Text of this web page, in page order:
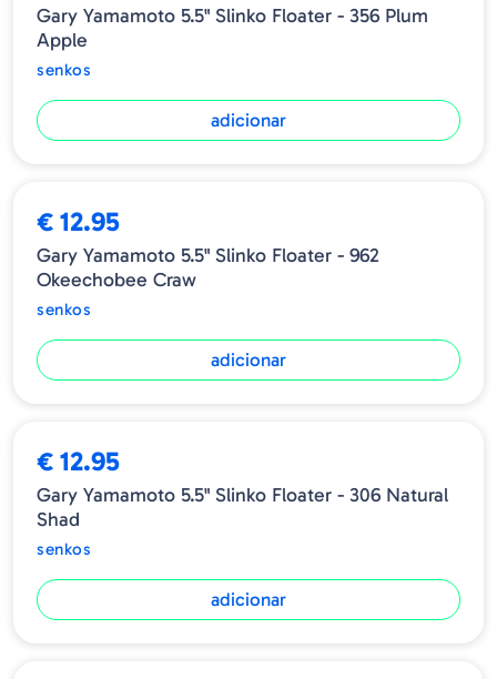
Gary Yamamoto 5.5" Slinko Floater - 356 Plum
Apple
senkos
adicionar
€ 12.95
Gary Yamamoto 5.5" Slinko Floater - 962
Okeechobee Craw
senkos
adicionar
€ 12.95
Gary Yamamoto 5.5" Slinko Floater - 306 Natural
Shad
senkos
adicionar